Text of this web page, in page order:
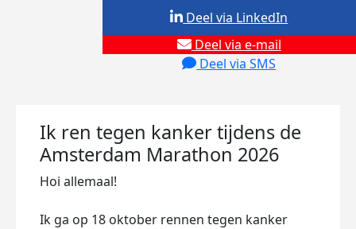
Deel via e-mail
Deel via SMS
Deel via LinkedIn
Ik ren tegen kanker tijdens de
Amsterdam Marathon 2026
Hoi allemaal!
Ik ga op 18 oktober rennen tegen kanker